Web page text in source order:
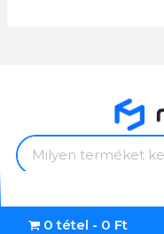
0 tétel - 0 Ft